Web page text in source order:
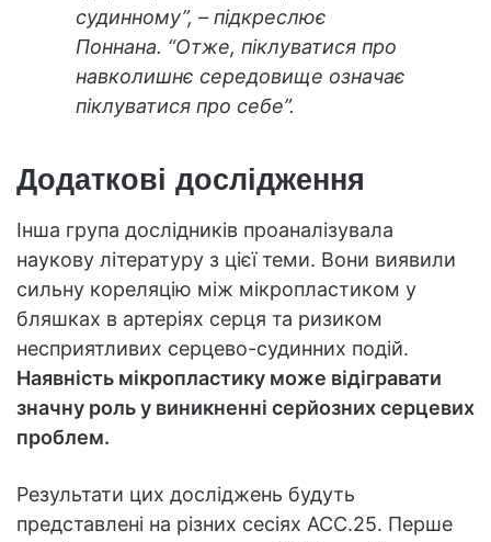
судинному”, – підкреслює
Поннана. “Отже, піклуватися про
навколишнє середовище означає
піклуватися про себе”.
Додаткові дослідження
Інша група дослідників проаналізувала
наукову літературу з цієї теми. Вони виявили
сильну кореляцію між мікропластиком у
бляшках в артеріях серця та ризиком
несприятливих серцево-судинних подій.
Наявність мікропластику може відігравати
значну роль у виникненні серйозних серцевих
проблем.
Результати цих досліджень будуть
представлені на різних сесіях ACC.25. Перше